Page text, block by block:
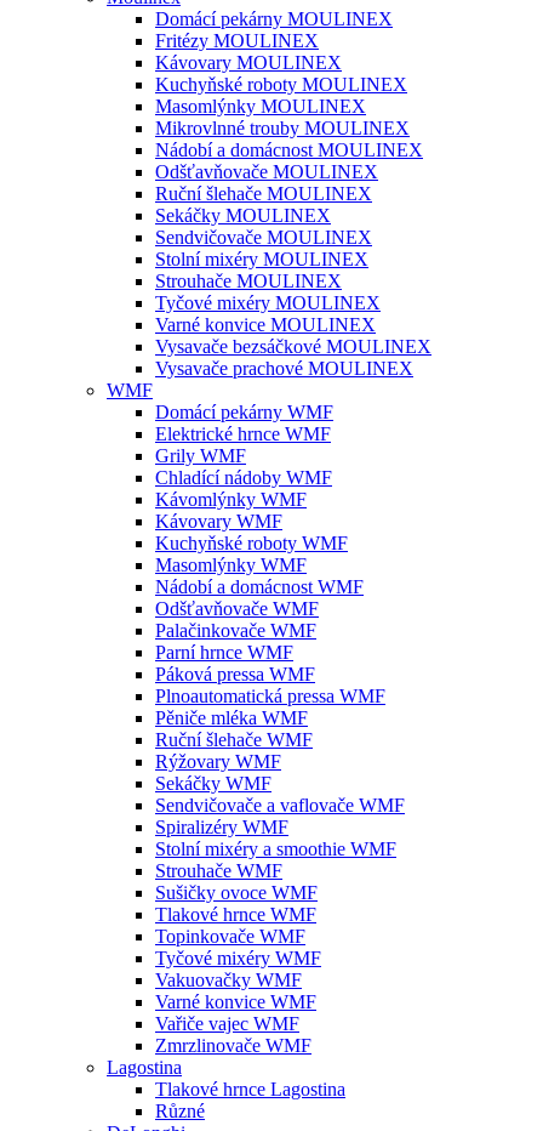
Domácí pekárny MOULINEX
Fritézy MOULINEX
Kávovary MOULINEX
Kuchyňské roboty MOULINEX
Masomlýnky MOULINEX
Mikrovlnné trouby MOULINEX
Nádobí a domácnost MOULINEX
Odšťavňovače MOULINEX
Ruční šlehače MOULINEX
Sekáčky MOULINEX
Sendvičovače MOULINEX
Stolní mixéry MOULINEX
Strouhače MOULINEX
Tyčové mixéry MOULINEX
Varné konvice MOULINEX
Vysavače bezsáčkové MOULINEX
Vysavače prachové MOULINEX
WMF
Domácí pekárny WMF
Elektrické hrnce WMF
Grily WMF
Chladící nádoby WMF
Kávomlýnky WMF
Kávovary WMF
Kuchyňské roboty WMF
Masomlýnky WMF
Nádobí a domácnost WMF
Odšťavňovače WMF
Palačinkovače WMF
Parní hrnce WMF
Páková pressa WMF
Plnoautomatická pressa WMF
Pěniče mléka WMF
Ruční šlehače WMF
Rýžovary WMF
Sekáčky WMF
Sendvičovače a vaflovače WMF
Spiralizéry WMF
Stolní mixéry a smoothie WMF
Strouhače WMF
Sušičky ovoce WMF
Tlakové hrnce WMF
Topinkovače WMF
Tyčové mixéry WMF
Vakuovačky WMF
Varné konvice WMF
Vařiče vajec WMF
Zmrzlinovače WMF
Lagostina
Tlakové hrnce Lagostina
Různé